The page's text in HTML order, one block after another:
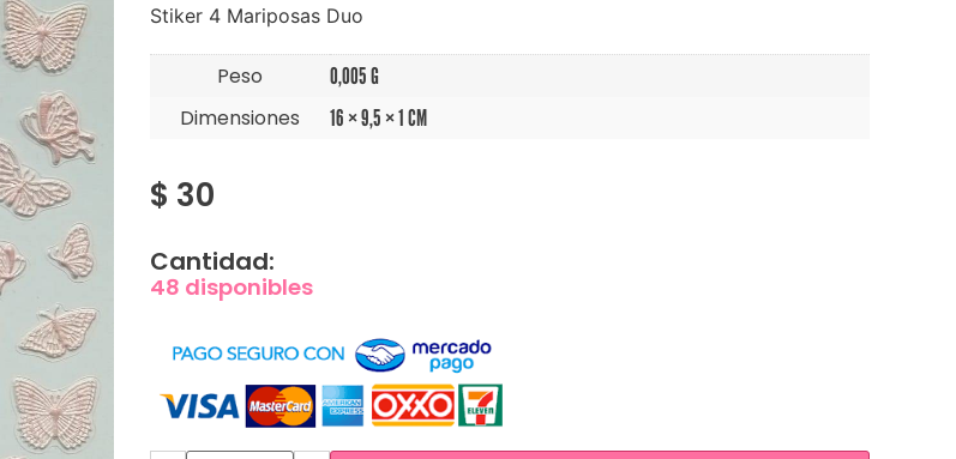
Stiker 4 Mariposas Duo
Peso 0,005 G
Dimensiones 16 × 9,5 × 1 CM
$ 30
Cantidad:
48 disponibles